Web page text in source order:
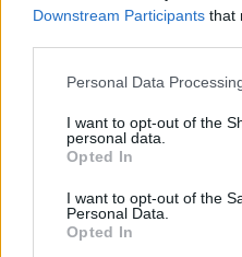
Downstream Participants that
Personal Data
I want to opt-out of the
personal data.
Opted In
I want to opt-out of the
Personal Data.
Opted In
30 билета бяха нужни за
взех дота други хубави
плевня за 24ч
мелницата, но пък ще ми
бройки от останалите